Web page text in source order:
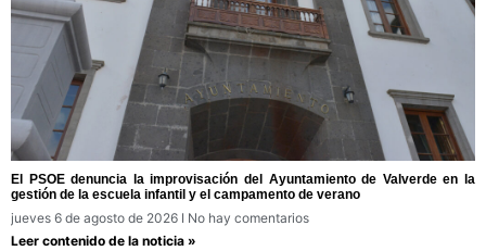
El PSOE denuncia la improvisación del Ayuntamiento de Valverde en la
gestión de la escuela infantil y el campamento de verano
jueves 6 de agosto de 2026
No hay comentarios
Leer contenido de la noticia »